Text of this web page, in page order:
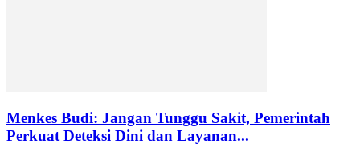
Menkes Budi: Jangan Tunggu Sakit, Pemerintah
Perkuat Deteksi Dini dan Layanan...